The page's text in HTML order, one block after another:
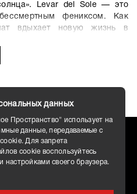
Levar del Sole — это
фениксом. Как
вдыхает новую жизнь в
рассветом приходит новая
настоящая ароматическая
солнечного лимона и
фруктовыми нотами
сочной зелени. В центре
цветочные ноты медового
и пряной лилии, изысканно
ароматом кардамона.
Del Sole — теплая, сладко-
мускуса и карамели,
Доставка
данных
Пространство" использует на
данные, передаваемые с
Для запрета
cookie воспользуйтесь
настройками своего браузера.